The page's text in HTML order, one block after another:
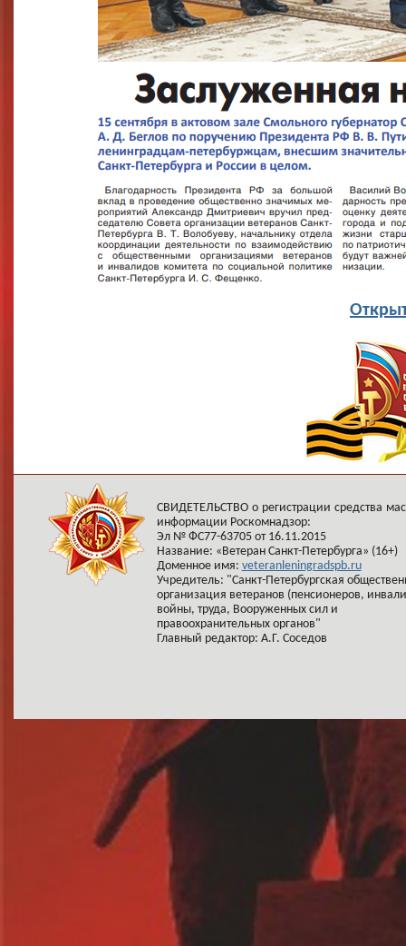
СВИДЕТЕЛЬСТВО о регистрации средства
информации Роскомнадзор:
Эл № ФС77-63705 от 16.11.2015
Название: «Ветеран Санкт-Петербурга» (16+)
Доменное имя: veteranleningradspb.ru
Учредитель: "Санкт-Петербургская
организация ветеранов (пенсионеров,
войны, труда, Вооруженных сил и
правоохранительных органов"
Главный редактор: А.Г. Соседов